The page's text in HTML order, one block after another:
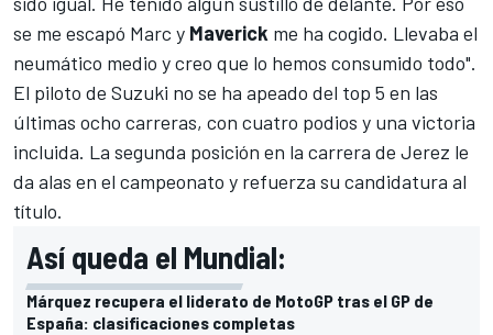
se me escapó Marc y Maverick me ha cogido. Llevaba el
neumático medio y creo que lo hemos consumido todo".
El piloto de Suzuki no se ha apeado del top 5 en las
últimas ocho carreras, con cuatro podios y una victoria
incluida. La segunda posición en la carrera de Jerez le
da alas en el campeonato y refuerza su candidatura al
título.
Así queda el Mundial:
Márquez recupera el liderato de MotoGP tras el GP de
España: clasificaciones completas